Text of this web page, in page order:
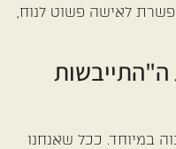
לאישה פשוט לנוח,
ה"התייבשות
במיוחד. ככל שאנחנו